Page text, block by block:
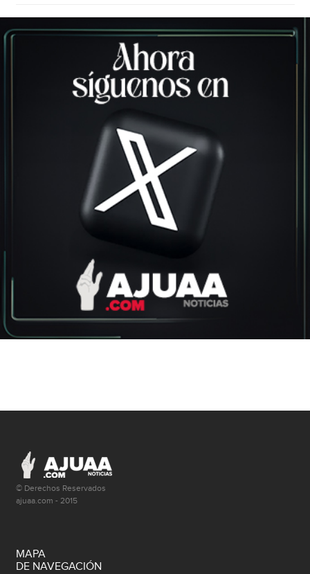
© Derechos Reservados
ajuaa.com - 2015
MAPA
DE NAVEGACIÓN